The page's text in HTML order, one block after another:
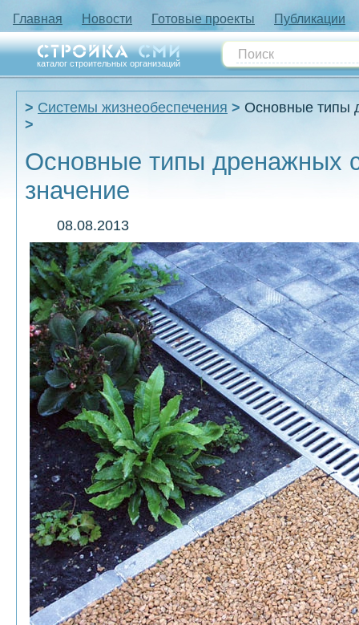
Главная Новости Готовые проекты Публикации
каталог строительных организаций
Системы жизнеобеспечения Основные типы
Основные типы дренажных
значение
08.08.2013